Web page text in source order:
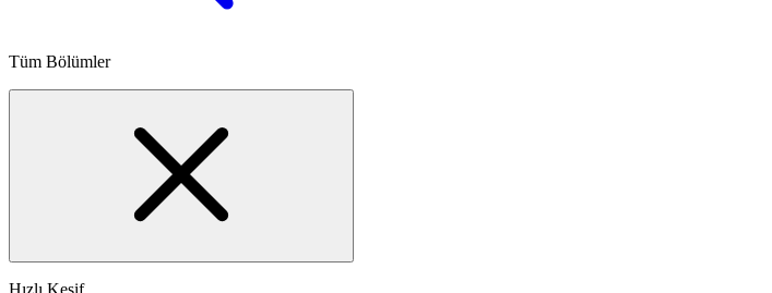
Tüm Bölümler
Hızlı Keşif